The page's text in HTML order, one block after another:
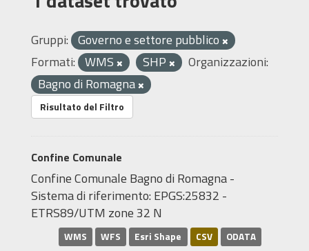
Gruppi: Governo e settore pubblico
Formati: WMS SHP
Organizzazioni:
Bagno di Romagna
Risultato del Filtro
Confine Comunale
Confine Comunale Bagno di Romagna -
Sistema di riferimento: EPGS:25832 -
ETRS89/UTM zone 32 N
WMS WFS Esri Shape CSV ODATA